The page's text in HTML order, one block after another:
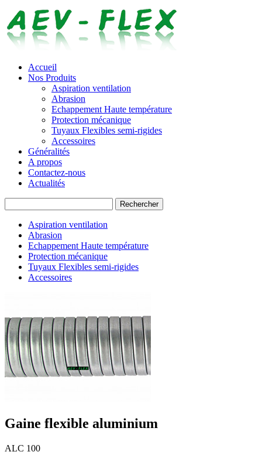
Accueil
Nos Produits
Aspiration ventilation
Abrasion
Echappement Haute température
Protection mécanique
Tuyaux Flexibles semi-rigides
Accessoires
Généralités
A propos
Contactez-nous
Actualités
Rechercher
Aspiration ventilation
Abrasion
Echappement Haute température
Protection mécanique
Tuyaux Flexibles semi-rigides
Accessoires
Gaine flexible aluminium
ALC 100